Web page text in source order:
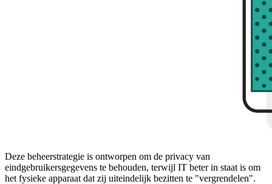
Deze beheerstrategie is ontworpen om de privacy van
eindgebruikersgegevens te behouden, terwijl IT beter in staat is om
het fysieke apparaat dat zij uiteindelijk bezitten te "vergrendelen".